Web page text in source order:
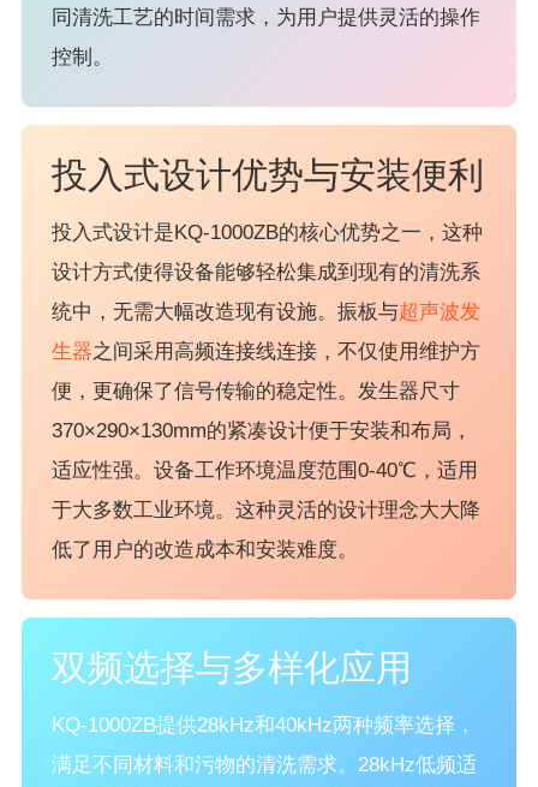
同清洗工艺的时间需求，为用户提供灵活的操作
控制。
投入式设计优势与安装便利
投入式设计是KQ-1000ZB的核心优势之一，这种
设计方式使得设备能够轻松集成到现有的清洗系
统中，无需大幅改造现有设施。振板与超声波发
生器之间采用高频连接线连接，不仅使用维护方
便，更确保了信号传输的稳定性。发生器尺寸
370×290×130mm的紧凑设计便于安装和布局，
适应性强。设备工作环境温度范围0-40℃，适用
于大多数工业环境。这种灵活的设计理念大大降
低了用户的改造成本和安装难度。
双频选择与多样化应用
KQ-1000ZB提供28kHz和40kHz两种频率选择，
满足不同材料和污物的清洗需求。28kHz低频适